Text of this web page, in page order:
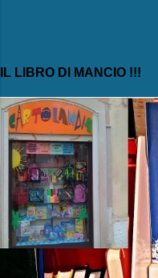
IL LIBRO DI MANCIO !!!